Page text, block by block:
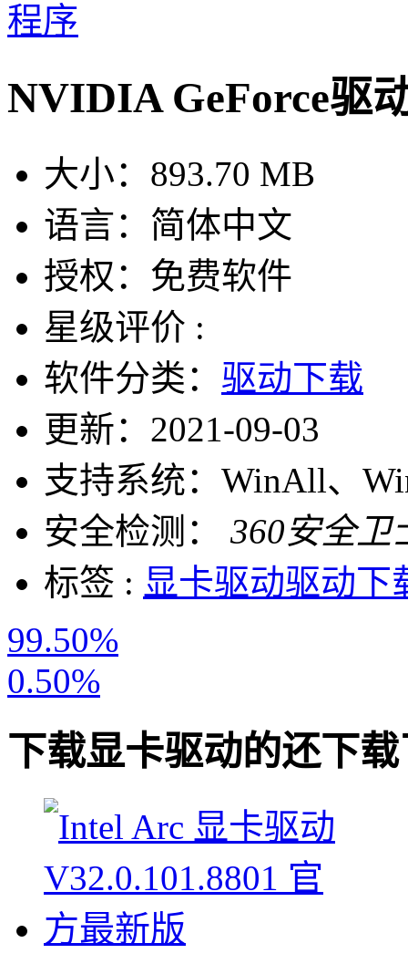
程序
NVIDIA GeForce驱
大小： 893.70 MB
语言： 简体中文
授权： 免费软件
星级评价 :
软件分类： 驱动下载
更新： 2021-09-03
支持系统： WinAll、
安全检测：
360安全卫
标签 : 显卡驱动驱动下
99.50%
0.50%
下载显卡驱动的还下